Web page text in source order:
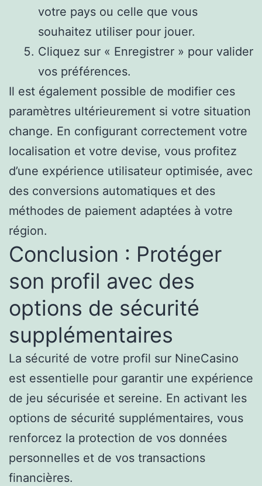
votre pays ou celle que vous
souhaitez utiliser pour jouer.
Cliquez sur « Enregistrer » pour valider
vos préférences.
Il est également possible de modifier ces
paramètres ultérieurement si votre situation
change. En configurant correctement votre
localisation et votre devise, vous profitez
d’une expérience utilisateur optimisée, avec
des conversions automatiques et des
méthodes de paiement adaptées à votre
région.
Conclusion : Protéger
son profil avec des
options de sécurité
supplémentaires
La sécurité de votre profil sur NineCasino
est essentielle pour garantir une expérience
de jeu sécurisée et sereine. En activant les
options de sécurité supplémentaires, vous
renforcez la protection de vos données
personnelles et de vos transactions
financières.